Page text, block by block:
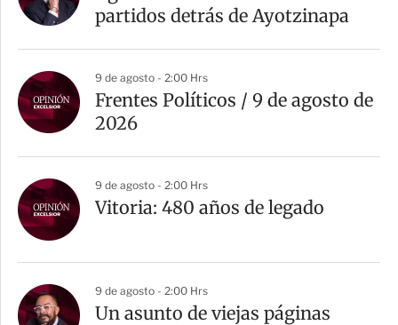
t
partidos detrás de Ayotzinapa
9 de agosto - 2:00 Hrs
Frentes Políticos / 9 de agosto de
2026
9 de agosto - 2:00 Hrs
Vitoria: 480 años de legado
9 de agosto - 2:00 Hrs
Un asunto de viejas páginas